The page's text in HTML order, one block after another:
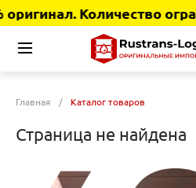
Количество
Главная / Каталог товаров
Страница не найдена